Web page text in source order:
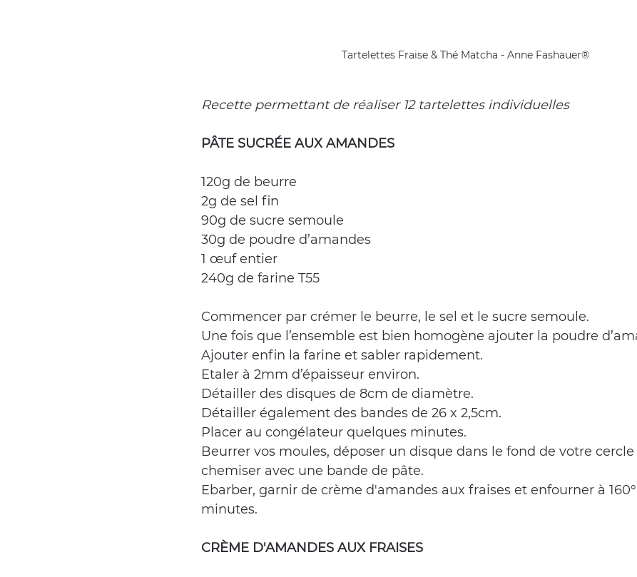
Tartelettes Fraise & Thé Matcha - Anne Fashauer®
Recette permettant de réaliser 12 tartelettes individuelles
PÂTE SUCRÉE AUX AMANDES
120g de beurre
2g de sel fin
90g de sucre semoule
30g de poudre d’amandes
1 œuf entier
240g de farine T55
Commencer par crémer le beurre, le sel et le sucre semoule.
Une fois que l’ensemble est bien homogène ajouter la poudre
Ajouter enfin la farine et sabler rapidement.
Etaler à 2mm d’épaisseur environ.
Détailler des disques de 8cm de diamètre.
Détailler également des bandes de 26 x 2,5cm.
Placer au congélateur quelques minutes.
Beurrer vos moules, déposer un disque dans le fond de votre
chemiser avec une bande de pâte.
Ebarber, garnir de crème d'amandes aux fraises et enfourner à
minutes.
CRÈME D'AMANDES AUX FRAISES